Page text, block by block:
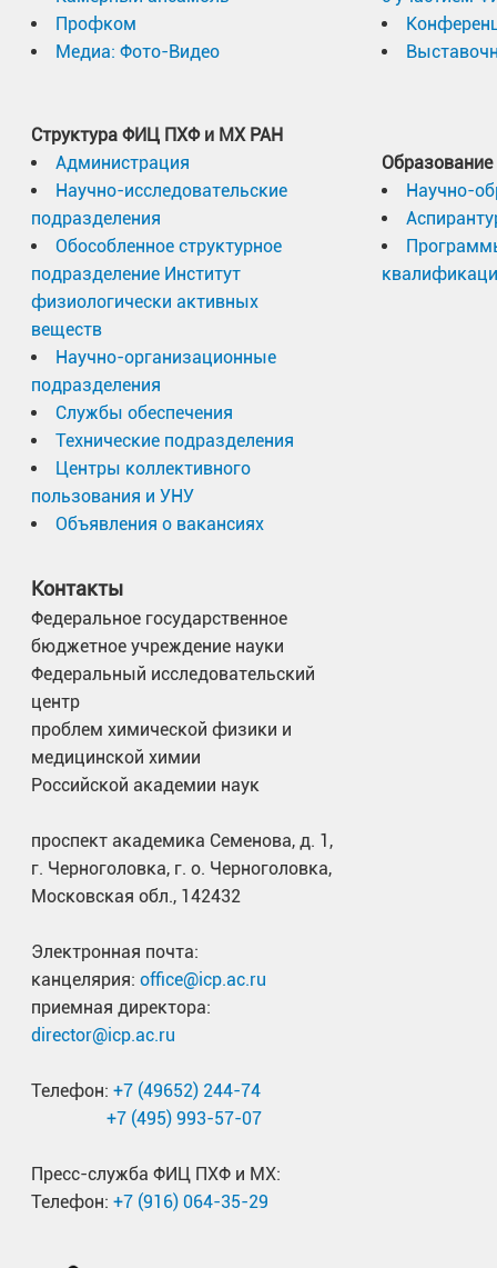
Профком
Медиа: Фото-Видео
Структура ФИЦ ПХФ и МХ РАН
Администрация
Научно-исследовательские
подразделения
Обособленное структурное
подразделение Институт
физиологически активных
веществ
Научно-организационные
подразделения
Службы обеспечения
Технические подразделения
Центры коллективного
пользования и УНУ
Объявления о вакансиях
Образование
Научно-
Контакты
Федеральное государственное
бюджетное учреждение науки
Федеральный исследовательский
центр
проблем химической физики и
медицинской химии
Российской академии наук
проспект академика Семенова, д. 1,
г. Черноголовка, г. о. Черноголовка,
Московская обл., 142432
Электронная почта:
канцелярия: office@icp.ac.ru
приемная директора:
director@icp.ac.ru
Телефон: +7 (49652) 244-74
+7 (495) 993-57-07
Пресс-служба ФИЦ ПХФ и МХ:
Телефон: +7 (916) 064-35-29